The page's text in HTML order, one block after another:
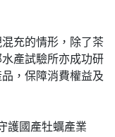
充的情形，除了茶
產試驗所亦成功研
，保障消費權益及
護國產牡蠣產業